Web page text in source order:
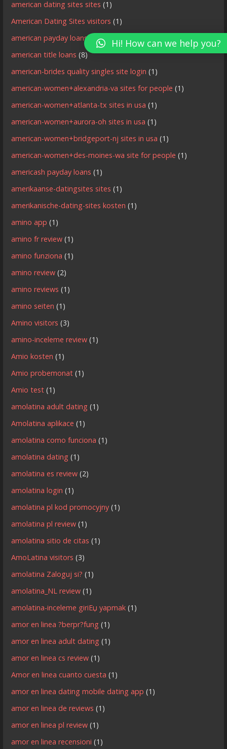
american dating sites sites (1)
American Dating Sites visitors (1)
american payday loans(6)
american title loans (8)
american-brides quality singles site login (1)
american-women+alexandria-va sites for people (1)
american-women+atlanta-tx sites in usa (1)
american-women+aurora-oh sites in usa (1)
american-women+bridgeport-nj sites in usa (1)
american-women+des-moines-wa site for people (1)
americash payday loans (1)
amerikaanse-datingsites sites (1)
amerikanische-dating-sites kosten (1)
amino app (1)
amino fr review (1)
amino funziona (1)
amino review (2)
amino reviews (1)
amino seiten (1)
Amino visitors (3)
amino-inceleme review (1)
Amio kosten (1)
Amio probemonat (1)
Amio test (1)
amolatina adult dating (1)
Amolatina aplikace (1)
amolatina como funciona (1)
amolatina dating (1)
amolatina es review (2)
amolatina login (1)
amolatina pl kod promocyjny (1)
amolatina pl review (1)
amolatina sitio de citas (1)
AmoLatina visitors (3)
amolatina Zaloguj si? (1)
amolatina_NL review (1)
amolatina-inceleme giriЕџ yapmak (1)
amor en linea ?berpr?fung (1)
amor en linea adult dating (1)
amor en linea cs review (1)
Amor en linea cuanto cuesta (1)
amor en linea dating mobile dating app (1)
amor en linea de reviews (1)
amor en linea pl review (1)
amor en linea recensioni (1)
Hi! How can we help you?